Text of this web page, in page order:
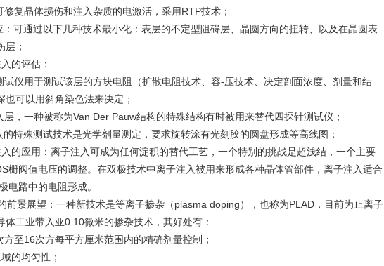
修复晶体损伤和注入杂质的电激活，采用RTP技术；
：可通过以下几种技术最小化：表层的不定型阻碍层、晶圆方向的扭转、以及在晶圆表
层；
的评估：
试仪用于测试该层的方块电阻（扩散电阻技术、容-压技术、决定剖面浓度、剂量和结
也可以用斜角染色法来决定；
层，一种被称为Van Der Pauw结构的特殊结构有时被用来替代四探针测试仪；
的特殊测试技术是光学剂量测定，要求旋转涂有光刻胶的圆盘形成等高线图；
的应用：离子注入可成为任何淀积的替代工艺，一个特别的挑战是超浅结，一个主要
栅阀值电压的调整。在双极技术中离子注入被用来形成各种晶体管部件，离子注入适合
电路中的电阻形成。
前景展望：一种新技术是等离子掺杂（plasma doping），也称为PLAD，目前为止离子
体工业带入亚0.10微米的掺杂技术，其好处有：
方至16次方每平方厘米范围内的精确剂量控制；
的均匀性；